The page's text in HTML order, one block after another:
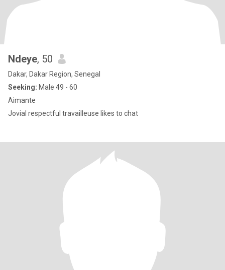
Ndeye, 50
Dakar, Dakar Region, Senegal
Seeking: Male 49 - 60
Aimante
Jovial respectful travailleuse likes to chat